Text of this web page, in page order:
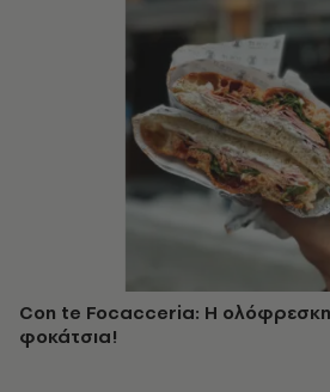
Con te Focacceria: Η ολόφρεσκη,
φοκάτσια!